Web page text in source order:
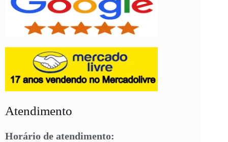
Atendimento
Horário de atendimento: